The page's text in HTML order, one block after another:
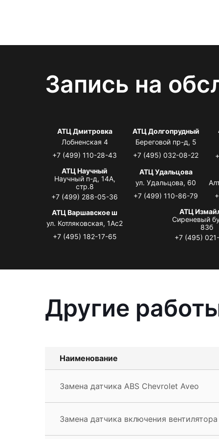
Запись на
АТЦ Дмитровка
Лобненская 4
+7 (499) 110-28-43
АТЦ Долгопрудный
Береговой пр-д, 5
+7 (495) 032-08-22
АТЦ Научный
Научный п-д, 14А,
стр.8
+7 (499) 288-05-36
АТЦ Удальцова
ул. Удальцова, 60
+7 (499) 110-86-79
АТЦ Варшавское ш
ул. Котляковская, 1Ас2
+7 (495) 182-17-65
АТЦ
Сиреневый
83б
+7 (495)
Другие
Наименование
Замена датчика ABS Chevrolet Aveo
Замена датчика включения